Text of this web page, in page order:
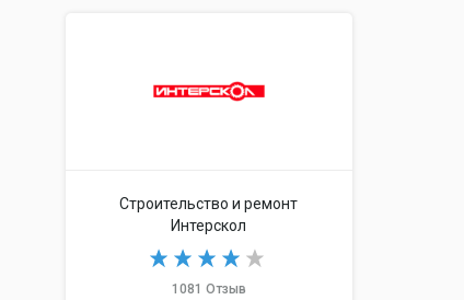
Строительство и ремонт
Интерскол
1081 Отзыв